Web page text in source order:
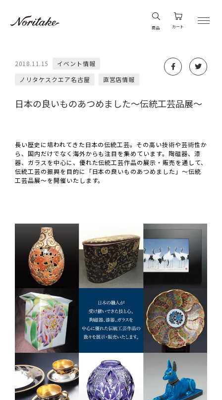
商品 カート
2018.11.15
イベント情報
ノリタケスクエア名古屋
直営店情報
日本の良いものあつめました～伝統工芸品展～
長い歴史に培われてきた日本の伝統工芸。その高い技術や芸術性か
ら、国内だけでなく海外からも注目を集めています。陶磁器、漆
器、ガラスを中心に、優れた伝統工芸作品の展示・販売を通して、
伝統工芸の振興を目的に「日本の良いものあつめました」～伝統
工芸品展～を開催いたします。